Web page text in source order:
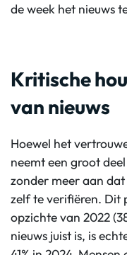
de week het nieuws
Kritische
van nieuws
Hoewel het
neemt een groot
zonder meer aan
zelf te verifiëren. Dit
opzichte van 2022
nieuws juist is, is